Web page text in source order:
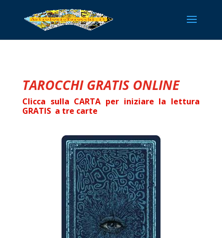
TAROCCHI GRATIS ONLINE
Clicca sulla CARTA per iniziare la lettura
GRATIS a tre carte